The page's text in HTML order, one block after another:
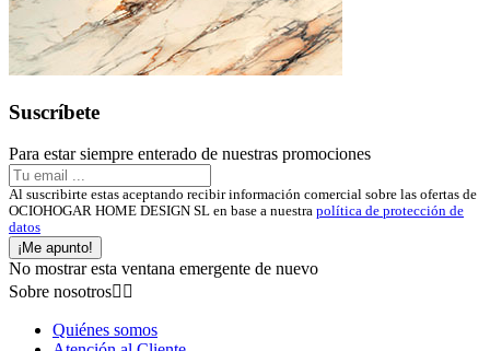
Suscríbete
Para estar siempre enterado de nuestras promociones
Al suscribirte estas aceptando recibir información comercial sobre las ofertas de
OCIOHOGAR HOME DESIGN SL en base a nuestra política de protección de
datos
¡Me apunto!
No mostrar esta ventana emergente de nuevo
Sobre nosotros 
Quiénes somos